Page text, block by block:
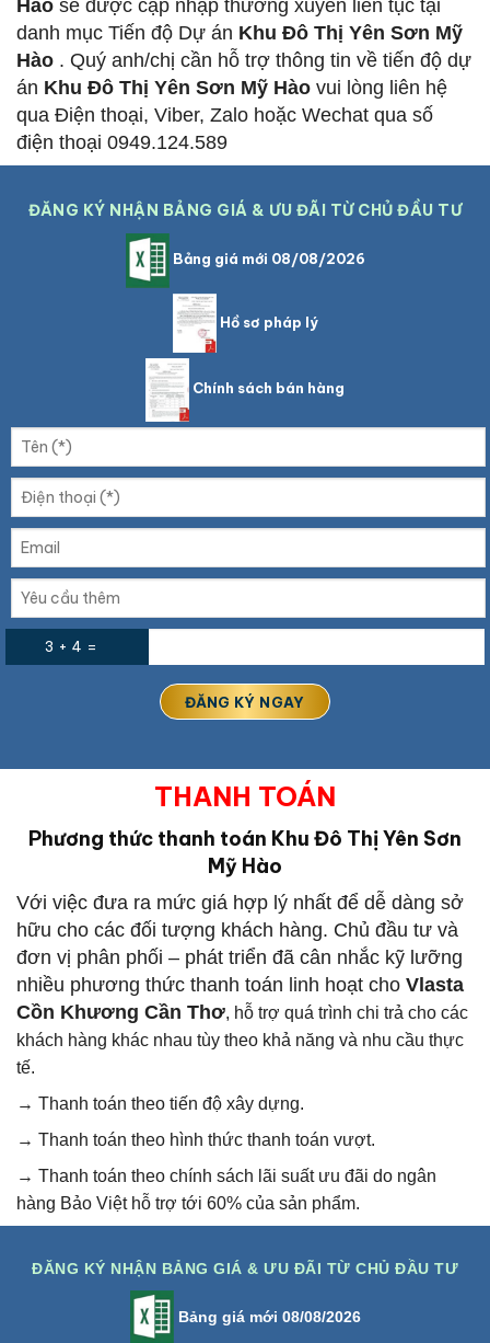
Hào sẽ được cập nhập thường xuyên liên tục tại
danh mục Tiến độ Dự án Khu Đô Thị Yên Sơn Mỹ
Hào . Quý anh/chị cần hỗ trợ thông tin về tiến độ dự
án Khu Đô Thị Yên Sơn Mỹ Hào vui lòng liên hệ
qua Điện thoại, Viber, Zalo hoặc Wechat qua số
điện thoại 0949.124.589
ĐĂNG KÝ NHẬN BẢNG GIÁ & ƯU ĐÃI TỪ CHỦ ĐẦU TƯ
Bảng giá mới 08/08/2026
Hồ sơ pháp lý
Chính sách bán hàng
3 + 4 =
THANH TOÁN
Phương thức thanh toán Khu Đô Thị Yên Sơn
Mỹ Hào
Với việc đưa ra mức giá hợp lý nhất để dễ dàng sở
hữu cho các đối tượng khách hàng. Chủ đầu tư và
đơn vị phân phối – phát triển đã cân nhắc kỹ lưỡng
nhiều phương thức thanh toán linh hoạt cho Vlasta
Cồn Khương Cần Thơ, hỗ trợ quá trình chi trả cho các
khách hàng khác nhau tùy theo khả năng và nhu cầu thực
tế.
→ Thanh toán theo tiến độ xây dựng.
→ Thanh toán theo hình thức thanh toán vượt.
→ Thanh toán theo chính sách lãi suất ưu đãi do ngân
hàng Bảo Việt hỗ trợ tới 60% của sản phẩm.
ĐĂNG KÝ NHẬN BẢNG GIÁ & ƯU ĐÃI TỪ CHỦ ĐẦU TƯ
Bảng giá mới 08/08/2026